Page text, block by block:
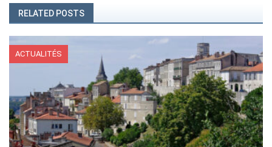
RELATED POSTS
ACTUALITÉS